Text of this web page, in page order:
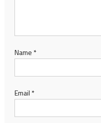
Name *
Email *